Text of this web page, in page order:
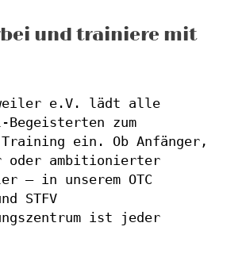
und trainiere mit
e.V. lädt alle
zum
Training ein. Ob Anfänger,
oder ambitionierter
– in unserem OTC
STFV
ist jeder